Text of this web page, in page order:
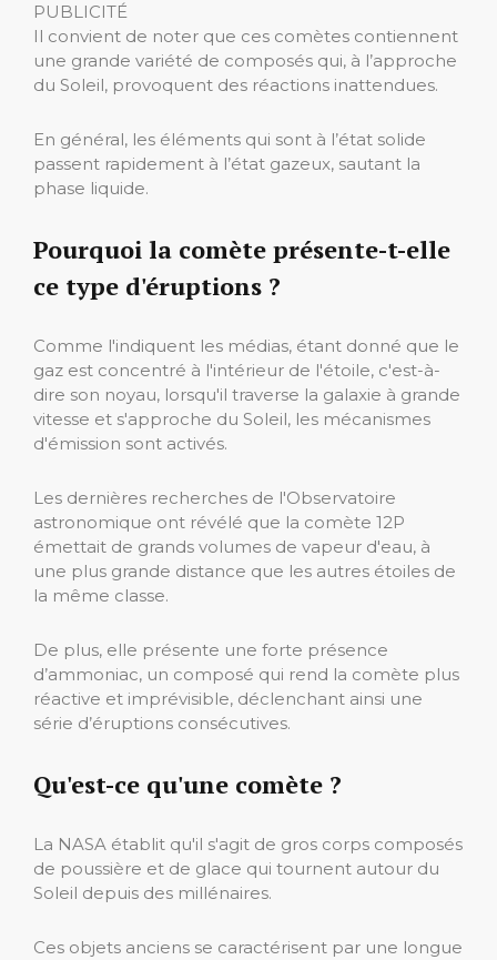
PUBLICITÉ
Il convient de noter que ces comètes contiennent
une grande variété de composés qui, à l’approche
du Soleil, provoquent des réactions inattendues.
En général, les éléments qui sont à l’état solide
passent rapidement à l’état gazeux, sautant la
phase liquide.
Pourquoi la comète présente-t-elle
ce type d'éruptions ?
Comme l'indiquent les médias, étant donné que le
gaz est concentré à l'intérieur de l'étoile, c'est-à-
dire son noyau, lorsqu'il traverse la galaxie à grande
vitesse et s'approche du Soleil, les mécanismes
d'émission sont activés.
Les dernières recherches de l'Observatoire
astronomique ont révélé que la comète 12P
émettait de grands volumes de vapeur d'eau, à
une plus grande distance que les autres étoiles de
la même classe.
De plus, elle présente une forte présence
d’ammoniac, un composé qui rend la comète plus
réactive et imprévisible, déclenchant ainsi une
série d’éruptions consécutives.
Qu'est-ce qu'une comète ?
La NASA établit qu'il s'agit de gros corps composés
de poussière et de glace qui tournent autour du
Soleil depuis des millénaires.
Ces objets anciens se caractérisent par une longue